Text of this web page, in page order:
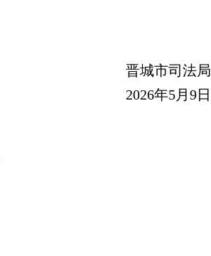
晋城市司法局
2026年5月9日